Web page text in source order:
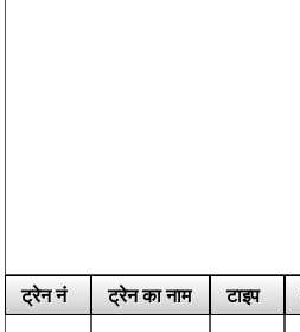
ट्रेन नं ट्रेन का नाम टाइप